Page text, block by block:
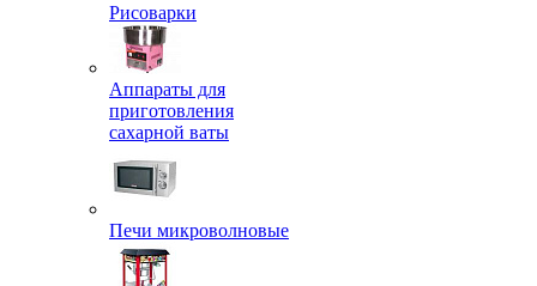
Рисоварки
Аппараты для
приготовления
сахарной ваты
Печи микроволновые